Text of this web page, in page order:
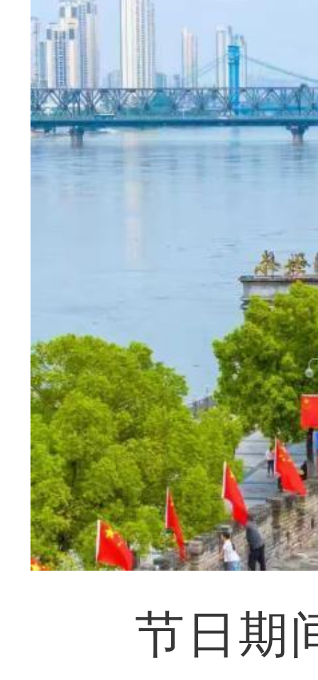
节日期间